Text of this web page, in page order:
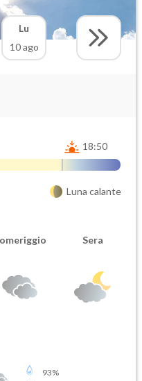
Lu
10 ago
18:50
Luna calante
Sera
93%